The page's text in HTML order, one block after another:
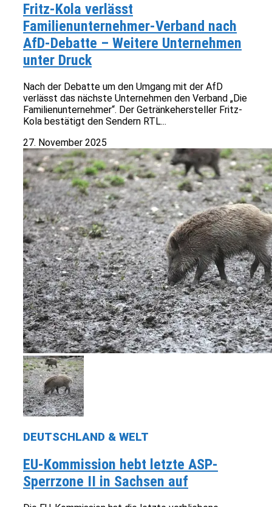
Fritz-Kola verlässt
Familienunternehmer-Verband nach
AfD-Debatte – Weitere Unternehmen
unter Druck
Nach der Debatte um den Umgang mit der AfD
verlässt das nächste Unternehmen den Verband „Die
Familienunternehmer“. Der Getränkehersteller Fritz-
Kola bestätigt den Sendern RTL...
27. November 2025
DEUTSCHLAND & WELT
EU-Kommission hebt letzte ASP-
Sperrzone II in Sachsen auf